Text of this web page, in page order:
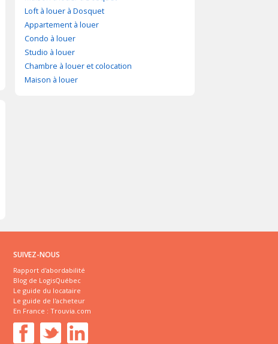
Loft à louer à Dosquet
Appartement à louer
Condo à louer
Studio à louer
Chambre à louer et colocation
Maison à louer
SUIVEZ-NOUS
Rapport d'abordabilité
Blog de LogisQuébec
Le guide du locataire
Le guide de l'acheteur
En France : Trouvia.com